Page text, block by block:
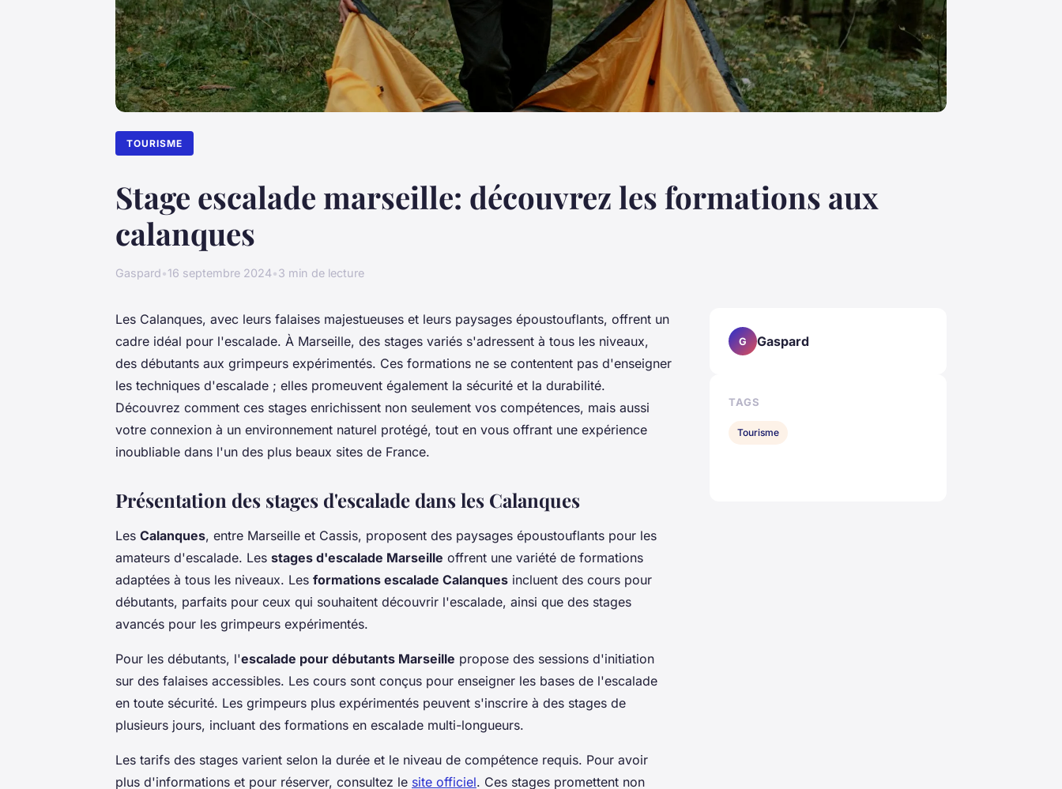
TOURISME
Stage escalade marseille: découvrez les formations aux
calanques
Gaspard•16 septembre 2024•3 min de lecture
Les Calanques, avec leurs falaises majestueuses et leurs paysages époustouflants, offrent un
cadre idéal pour l'escalade. À Marseille, des stages variés s'adressent à tous les niveaux,
des débutants aux grimpeurs expérimentés. Ces formations ne se contentent pas d'enseigner
les techniques d'escalade ; elles promeuvent également la sécurité et la durabilité.
Découvrez comment ces stages enrichissent non seulement vos compétences, mais aussi
votre connexion à un environnement naturel protégé, tout en vous offrant une expérience
inoubliable dans l'un des plus beaux sites de France.
Présentation des stages d'escalade dans les Calanques
Les Calanques, entre Marseille et Cassis, proposent des paysages époustouflants pour les
amateurs d'escalade. Les stages d'escalade Marseille offrent une variété de formations
adaptées à tous les niveaux. Les formations escalade Calanques incluent des cours pour
débutants, parfaits pour ceux qui souhaitent découvrir l'escalade, ainsi que des stages
avancés pour les grimpeurs expérimentés.
Pour les débutants, l'escalade pour débutants Marseille propose des sessions d'initiation
sur des falaises accessibles. Les cours sont conçus pour enseigner les bases de l'escalade
en toute sécurité. Les grimpeurs plus expérimentés peuvent s'inscrire à des stages de
plusieurs jours, incluant des formations en escalade multi-longueurs.
Les tarifs des stages varient selon la durée et le niveau de compétence requis. Pour avoir
plus d'informations et pour réserver, consultez le site officiel. Ces stages promettent non
G Gaspard
TAGS
Tourisme